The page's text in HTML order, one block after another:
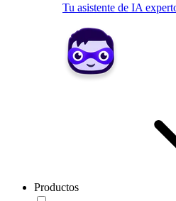
Tu asistente de IA
Productos